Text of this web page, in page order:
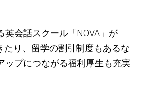
英会話スクール「NOVA」が
たり、留学の割引制度もあるな
ップにつながる福利厚生も充実